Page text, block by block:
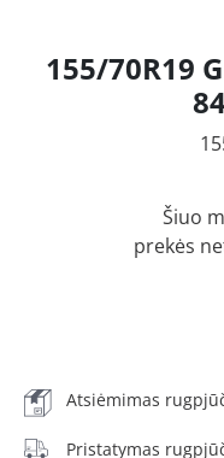
155/70R19
Šiuo
prekės
Atsiėmimas
Pristatymas